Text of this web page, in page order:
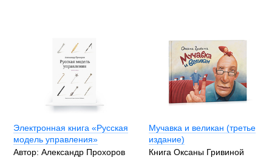
Электронная книга «Русская
модель управления»
Автор: Александр Прохоров
Мучавка и великан (третье
издание)
Книга Оксаны Гривиной